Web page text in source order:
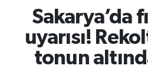
Sakarya’da
uyarısı!
tonun
Genel
Gündem
Son Dakika Haberleri
Haber Arşivi